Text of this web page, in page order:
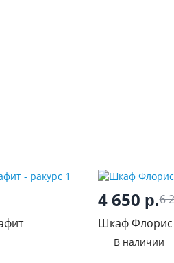
4 650 р.6
Шкаф
В наличии